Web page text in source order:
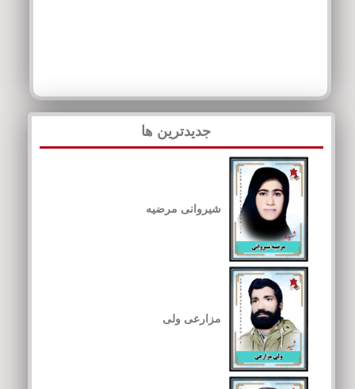
جدیدترین ها
شیروانی مرضیه
مزارعی ولی